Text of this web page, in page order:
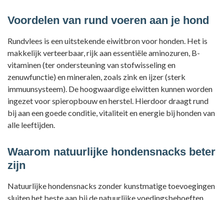
Voordelen van rund voeren aan je hond
Rundvlees is een uitstekende eiwitbron voor honden. Het is
makkelijk verteerbaar, rijk aan essentiële aminozuren, B-
vitaminen (ter ondersteuning van stofwisseling en
zenuwfunctie) en mineralen, zoals zink en ijzer (sterk
immuunsysteem). Dehoogwaardige eiwitten kunnen worden
ingezet voor spieropbouw en herstel. Hierdoor draagt rund
bij aan een goede conditie, vitaliteit en energie bij honden van
alle leeftijden.
Waarom natuurlijke hondensnacks beter
zijn
Natuurlijke hondensnacks zonder kunstmatige toevoegingen
sluiten het beste aan bij de natuurlijke voedingsbehoeften